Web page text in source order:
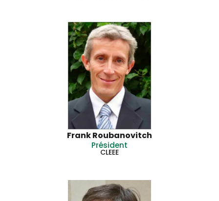
Frank Roubanovitch
Président
CLEEE